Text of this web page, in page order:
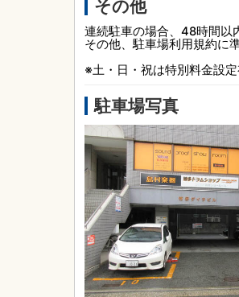
その他
連続駐車の場合、48時間以
その他、駐車場利用規約に
※土・日・祝は特別料金設
駐車場写真